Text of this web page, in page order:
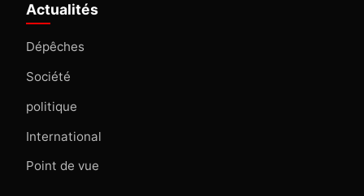
Actualités
Dépêches
Société
politique
International
Point de vue